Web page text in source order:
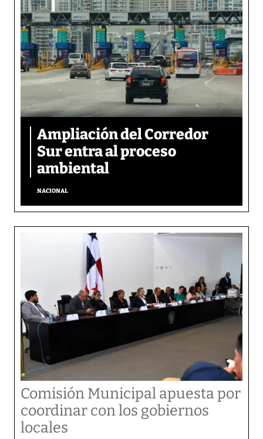
Ampliación del Corredor
Sur entra al proceso
ambiental
NACIONAL
Comisión Municipal apuesta por
coordinar con los gobiernos
locales